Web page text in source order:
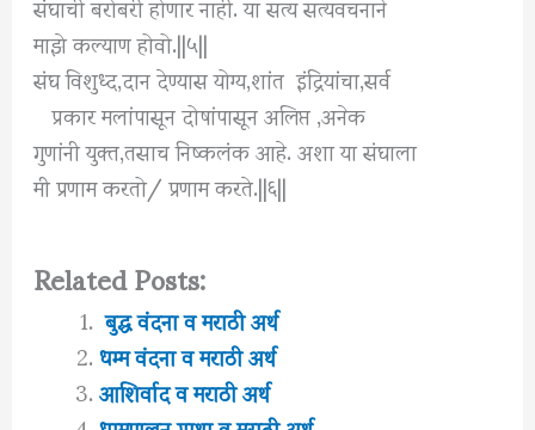
माझे कल्याण होवो.||५||
संघ विशुध्द,दान देण्यास योग्य,शांत इंद्रियांचा,सर्व
‌‌‌‌‌ प्रकार म‌लांपासून दोषांपासून अलिप्त ,अनेक
गुणांनी युक्त,तसाच निष्कलंक आहे. अशा या संघाला
मी प्रणाम करतो/‌ प्रणाम करते.||६||
Related Posts:
बुद्ध वंदना व मराठी अर्थ
धम्म वंदना व मराठी अर्थ
आशिर्वाद व मराठी अर्थ